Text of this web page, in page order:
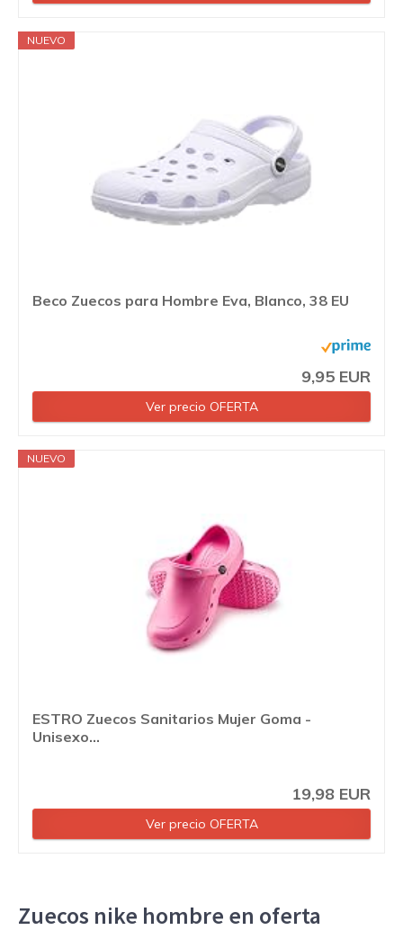
NUEVO
Beco Zuecos para Hombre Eva, Blanco, 38 EU
9,95 EUR
Ver precio OFERTA
NUEVO
ESTRO Zuecos Sanitarios Mujer Goma -
Unisexo...
19,98 EUR
Ver precio OFERTA
Zuecos nike hombre en oferta